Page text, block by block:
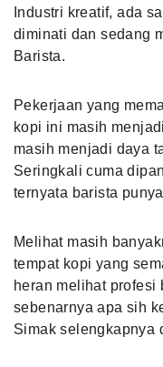
Industri kreatif, ada
diminati dan sedang
Barista.
Pekerjaan yang
kopi ini masih
masih menjadi daya
Seringkali cuma
ternyata barista
Melihat masih
tempat kopi yang
heran melihat profesi
sebenarnya apa sih
Simak selengkapnya